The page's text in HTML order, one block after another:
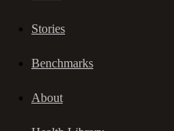
Stories
Benchmarks
About